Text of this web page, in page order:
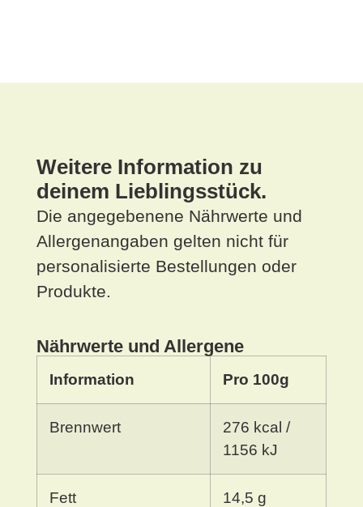
Weitere Information zu
deinem Lieblingsstück.
Die angegebenene Nährwerte und
Allergenangaben gelten nicht für
personalisierte Bestellungen oder
Produkte.
Nährwerte und Allergene
Information Pro 100g
Brennwert
276 kcal /
1156 kJ
Fett 14,5 g